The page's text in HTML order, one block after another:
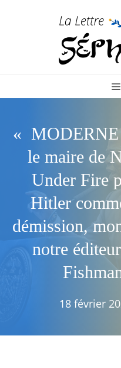
«
le maire de
Under Fire
Hitler
démission,
notre
18 février